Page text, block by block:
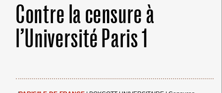
Contre la censure à
l’Université Paris 1